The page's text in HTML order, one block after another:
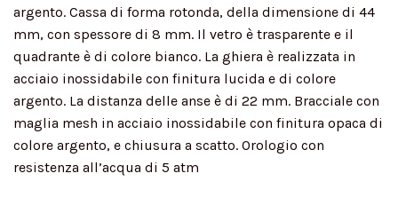
argento. Cassa di forma rotonda, della dimensione di 44
mm, con spessore di 8 mm. Il vetro è trasparente e il
quadrante è di colore bianco. La ghiera è realizzata in
acciaio inossidabile con finitura lucida e di colore
argento. La distanza delle anse è di 22 mm. Bracciale con
maglia mesh in acciaio inossidabile con finitura opaca di
colore argento, e chiusura a scatto. Orologio con
resistenza all’acqua di 5 atm